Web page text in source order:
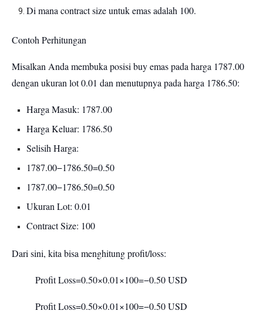
Di mana contract size untuk emas adalah 100.
Contoh Perhitungan
Misalkan Anda membuka posisi buy emas pada harga 1787.00
dengan ukuran lot 0.01 dan menutupnya pada harga 1786.50:
Harga Masuk: 1787.00
Harga Keluar: 1786.50
Selisih Harga:
1787.00−1786.50=0.50
1787.00−1786.50=0.50
Ukuran Lot: 0.01
Contract Size: 100
Dari sini, kita bisa menghitung profit/loss:
Profit Loss=0.50×0.01×100=−0.50 USD
Profit Loss=0.50×0.01×100=−0.50 USD